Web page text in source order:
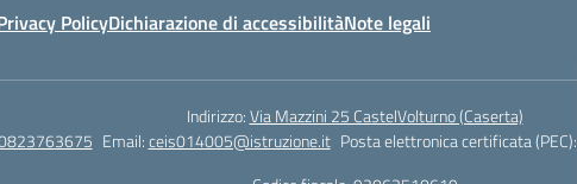
PolicyDichiarazione di accessibilitàNote legali
Indirizzo:Via Mazzini 25 CastelVolturno (Caserta)
Email:ceis014005@istruzione.it Posta elettronica certificata (PEC):